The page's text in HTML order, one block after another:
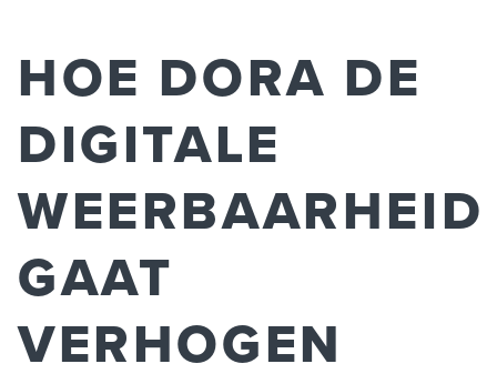
HOE DORA DE
DIGITALE
WEERBAARHEID
GAAT
VERHOGEN